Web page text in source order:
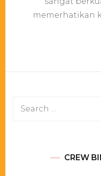
memerhatikan
Search
CREW